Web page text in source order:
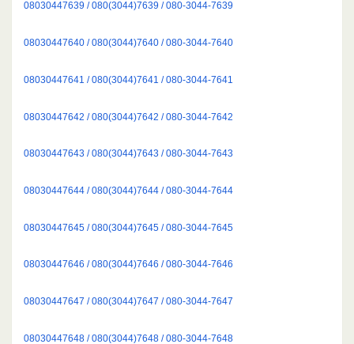
08030447639 / 080(3044)7639 / 080-3044-7639
08030447640 / 080(3044)7640 / 080-3044-7640
08030447641 / 080(3044)7641 / 080-3044-7641
08030447642 / 080(3044)7642 / 080-3044-7642
08030447643 / 080(3044)7643 / 080-3044-7643
08030447644 / 080(3044)7644 / 080-3044-7644
08030447645 / 080(3044)7645 / 080-3044-7645
08030447646 / 080(3044)7646 / 080-3044-7646
08030447647 / 080(3044)7647 / 080-3044-7647
08030447648 / 080(3044)7648 / 080-3044-7648